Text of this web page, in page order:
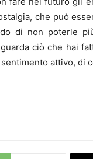
che può
di non poterle
ciò che hai
attivo, di